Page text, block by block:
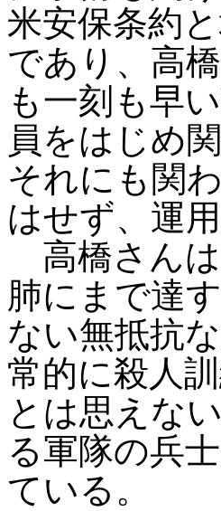
米安保条約
であり、高
も一刻も早
員をはじめ
それにも関
はせず、運
高橋さんは
肺にまで達
ない無抵抗
常的に殺人
とは思えな
る軍隊の兵
ている。